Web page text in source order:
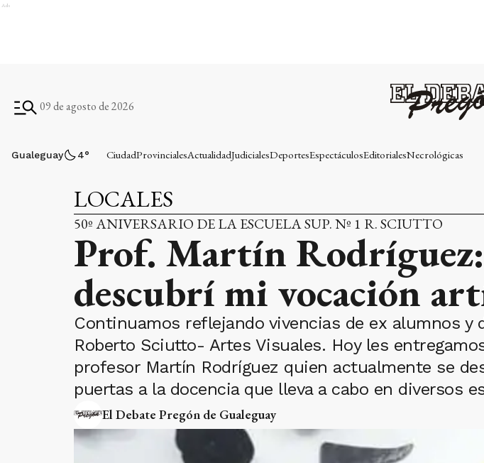
Ads
09 de agosto de 2026
Gualeguay 4° CiudadProvincialesActualidadJudicialesDeportesEspectáculosEditorialesNecrológicas
LOCALES
50º ANIVERSARIO DE LA ESCUELA SUP. Nº 1 R. SCIUTTO
Prof. Martín Rodríguez:
descubrí mi vocación
Continuamos reflejando vivencias de ex alumnos y
Roberto Sciutto- Artes Visuales. Hoy les
profesor Martín Rodríguez quien actualmente se
puertas a la docencia que lleva a cabo en diversos
El Debate Pregón de Gualeguay